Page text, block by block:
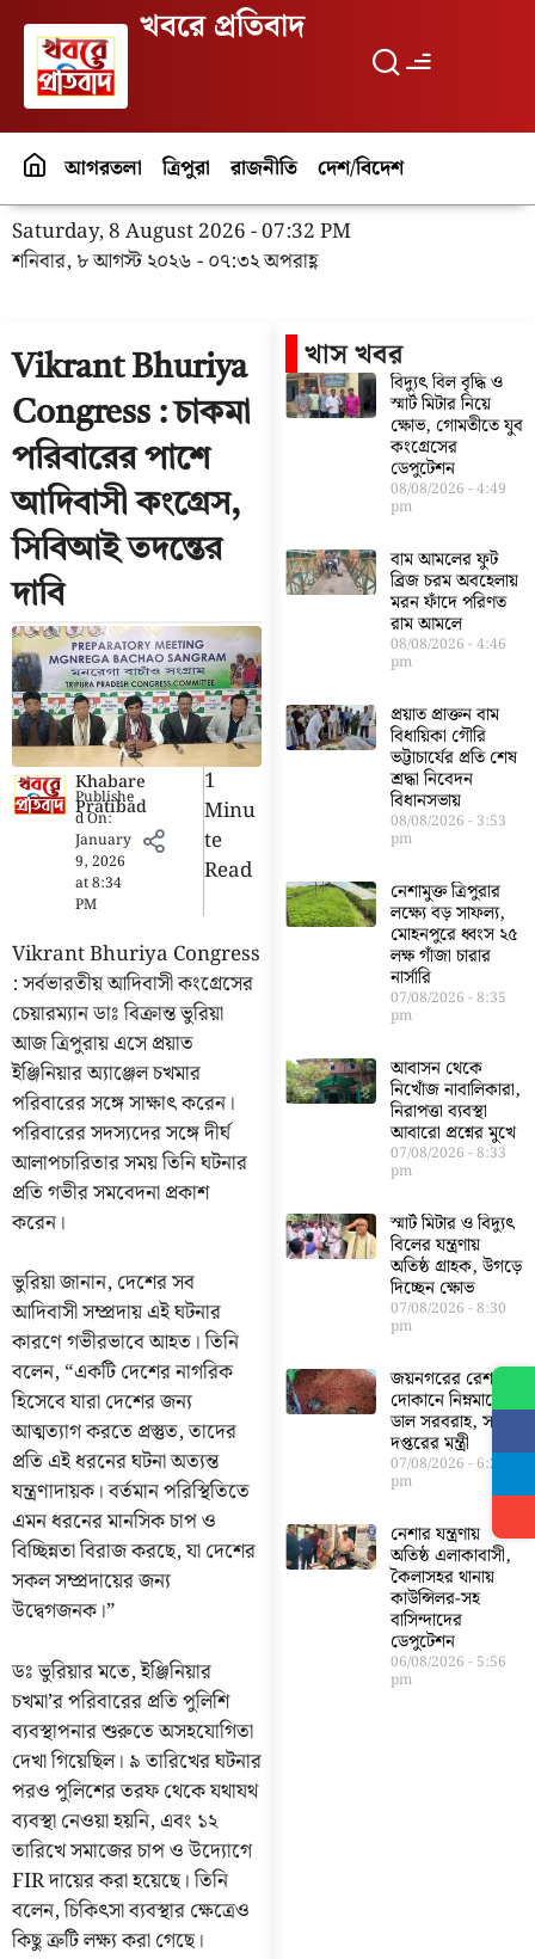
খবরে প্রতিবাদ
আগরতলা ত্রিপুরা রাজনীতি দেশ/বিদেশ
Saturday, 8 August 2026 - 07:32 PM
শনিবার, ৮ আগস্ট ২০২৬ - ০৭:৩২ অপরাহ্ণ
Vikrant Bhuriya
Congress : চাকমা
পরিবারের পাশে
আদিবাসী কংগ্রেস,
সিবিআই তদন্তের
দাবি
Khabare
Pratibad
Publishe
d On:
January
9, 2026
at8:34
PM
1
Minu
Te
Read
Vikrant Bhuriya Congress
: সর্বভারতীয় আদিবাসী কংগ্রেসের
চেয়ারম্যান ডাঃ বিক্রান্ত ভুরিয়া
আজ ত্রিপুরায় এসে প্রয়াত
ইঞ্জিনিয়ার অ্যাঞ্জেল চখমার
পরিবারের সঙ্গে সাক্ষাৎ করেন।
পরিবারের সদস্যদের সঙ্গে দীর্ঘ
আলাপচারিতার সময় তিনি ঘটনার
প্রতি গভীর সমবেদনা প্রকাশ
করেন।
ভুরিয়া জানান, দেশের সব
আদিবাসী সম্প্রদায় এই ঘটনার
কারণে গভীরভাবে আহত। তিনি
বলেন, “একটি দেশের নাগরিক
হিসেবে যারা দেশের জন্য
আত্মত্যাগ করতে প্রস্তুত, তাদের
প্রতি এই ধরনের ঘটনা অত্যন্ত
যন্ত্রণাদায়ক। বর্তমান পরিস্থিতিতে
এমন ধরনের মানসিক চাপ ও
বিচ্ছিন্নতা বিরাজ করছে, যা দেশের
সকল সম্প্রদায়ের জন্য
উদ্বেগজনক।”
ডঃ ভুরিয়ার মতে, ইঞ্জিনিয়ার
চখমা’র পরিবারের প্রতি পুলিশি
ব্যবস্থাপনার শুরুতে অসহযোগিতা
দেখা গিয়েছিল। ৯ তারিখের ঘটনার
পরও পুলিশের তরফ থেকে যথাযথ
ব্যবস্থা নেওয়া হয়নি, এবং ১২
তারিখে সমাজের চাপ ও উদ্যোগে
FIR দায়ের করা হয়েছে। তিনি
বলেন, চিকিৎসা ব্যবস্থার ক্ষেত্রেও
কিছু ত্রুটি লক্ষ্য করা গেছে।
খাস খবর
বিদ্যুৎ বিল বৃদ্ধি ও
স্মার্ট মিটার নিয়ে
ক্ষোভ, গোমতীতে যুব
কংগ্রেসের
ডেপুটেশন
08/08/2026 4:49
pm
বাম আমলের ফুট
ব্রিজ চরম অবহেলায়
মরন ফাঁদে পরিণত
রাম আমলে
08/08/2026 4:46
pm
প্রয়াত প্রাক্তন বাম
বিধায়িকা গৌরি
ভট্টাচার্যের প্রতি শেষ
শ্রদ্ধা নিবেদন
বিধানসভায়
08/08/2026 3:53
pm
নেশামুক্ত ত্রিপুরার
লক্ষ্যে বড় সাফল্য,
মোহনপুরে ধ্বংস ২৫
লক্ষ গাঁজা চারার
নার্সারি
07/08/2026 8:35
pm
আবাসন থেকে
নিখোঁজ নাবালিকারা,
নিরাপত্তা ব্যবস্থা
আবারো প্রশ্নের মুখে
07/08/2026 8:33
pm
স্মার্ট মিটার ও বিদ্যুৎ
বিলের যন্ত্রণায়
অতিষ্ঠ গ্রাহক, উগড়ে
দিচ্ছেন ক্ষোভ
07/08/2026 8:30
pm
জয়নগরের রেশন
দোকানে নিম্নমানের
ডাল সরবরাহ, সরব
দপ্তরের মন্ত্রী
07/08/2026 6:23
pm
নেশার যন্ত্রণায়
অতিষ্ঠ এলাকাবাসী,
কৈলাসহর থানায়
কাউন্সিলর-সহ
বাসিন্দাদের
ডেপুটেশন
06/08/2026 5:56
pm